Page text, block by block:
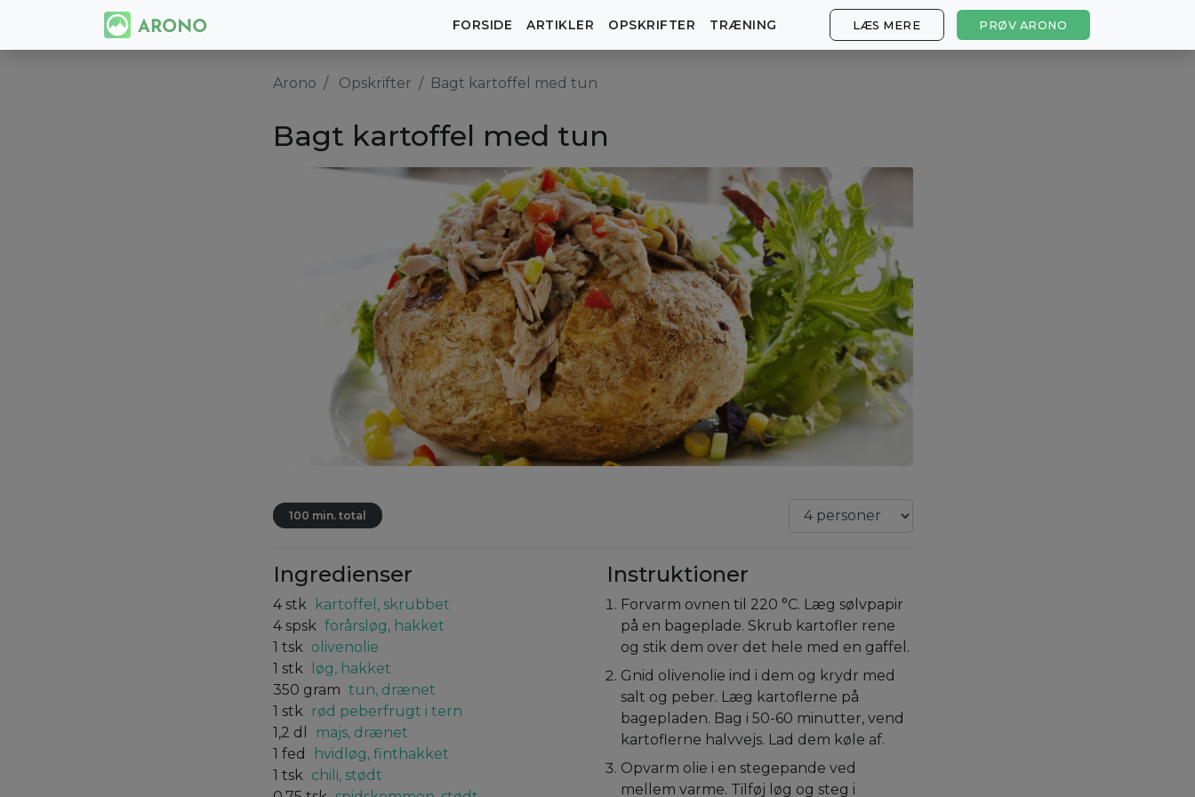
FORSIDE ARTIKLER OPSKRIFTER TRÆNING LÆS MERE PRØV ARONO
Arono Opskrifter Bagt kartoffel med tun
Bagt kartoffel med tun
100 min. total
Ingredienser
4 stk
kartoffel, skrubbet
4 spsk forårsløg, hakket
1 tsk olivenolie
1 stk
løg, hakket
350 gram tun, drænet
1 stk
rød peberfrugt i tern
1,2 dl
majs, drænet
1 fed
hvidløg, finthakket
1 tsk chili, stødt
Instruktioner
Forvarm ovnen til 220 °C. Læg sølvpapir
på en bageplade. Skrub kartofler rene
og stik dem over det hele med en gaffel.
Gnid olivenolie ind i dem og krydr med
salt og peber. Læg kartoflerne på
bagepladen. Bag i 50-60 minutter, vend
kartoflerne halvvejs. Lad dem køle af.
Opvarm olie i en stegepande ved
mellem varme. Tilføj løg og steg i